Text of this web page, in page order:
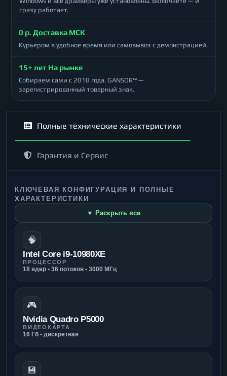
сразу работает.
0 р. Доставка МСК
Курьером в удобное время или самовывоз с демонстрацией.
15+ лет На рынке
Собираем сами с 2010 года. GANSOR™ —
зарегистрированный товарный знак.
Полные технические характеристики
Гарантия и Сервис
КЛЮЧЕВАЯ КОНФИГУРАЦИЯ И ПОЛНЫЕ
ХАРАКТЕРИСТИКИ
▼ Раскрыть все
🧠
Intel Core i9-10980XE
ПРОЦЕССОР
18 ядер • 36 потоков • 3000 МГц
🎮
Nvidia Quadro P5000
ВИДЕОКАРТА
16 Гб • дискретная
💾